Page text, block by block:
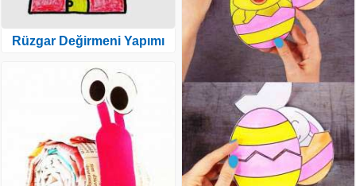
Rüzgar Değirmeni Yapımı